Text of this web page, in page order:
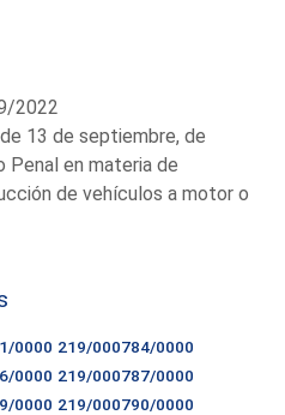
2022
13 de septiembre, de
Penal en materia de
de vehículos a motor o
0000 219/000784/0000
0000 219/000787/0000
0000 219/000790/0000